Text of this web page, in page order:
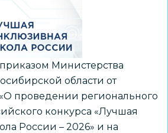
Министерства
области от
проведении регионального
конкурса «Лучшая
России – 2026» и на